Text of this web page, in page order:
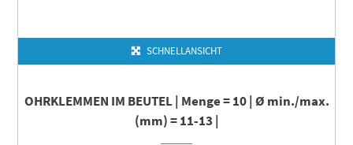
SCHNELLANSICHT
OHRKLEMMEN IM BEUTEL | Menge = 10 | Ø min./max.
(mm) = 11-13 |